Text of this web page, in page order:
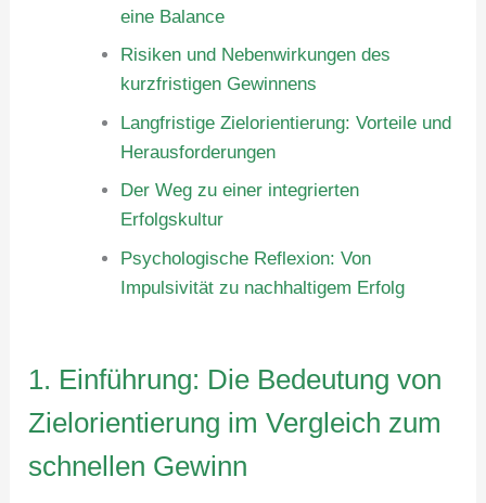
eine Balance
Risiken und Nebenwirkungen des
kurzfristigen Gewinnens
Langfristige Zielorientierung: Vorteile und
Herausforderungen
Der Weg zu einer integrierten
Erfolgskultur
Psychologische Reflexion: Von
Impulsivität zu nachhaltigem Erfolg
1. Einführung: Die Bedeutung von
Zielorientierung im Vergleich zum
schnellen Gewinn